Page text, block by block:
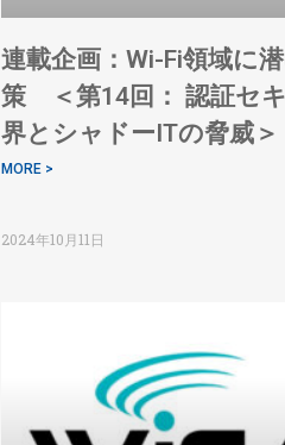
連載企画：Wi-Fi領域に
策 ＜第14回： 認証セ
界とシャドーITの脅威＞
MORE >
2024年10月11日